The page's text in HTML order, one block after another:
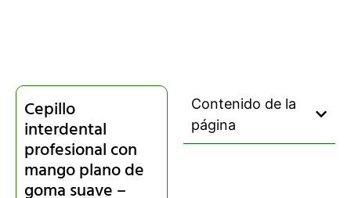
Cepillo
interdental
profesional con
mango plano de
goma suave –
Contenido de la
página